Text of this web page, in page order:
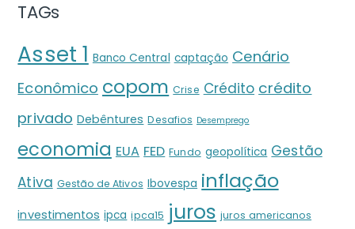
TAGs
Asset 1 Banco Central captação Cenário
Econômico copom Crise Crédito crédito
privado Debêntures Desafios Desemprego
economia EUA FED Fundo geopolítica Gestão
Ativa Gestão de Ativos Ibovespa inflação
investimentos ipca ipca15 juros juros americanos